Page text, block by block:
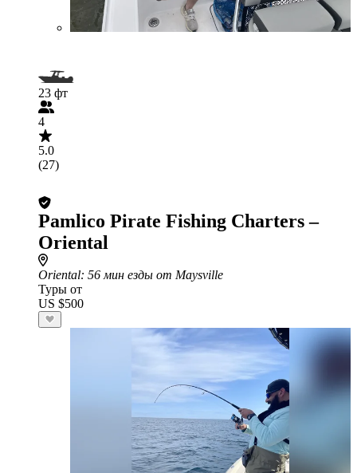
23 фт
4
5.0
(27)
Pamlico Pirate Fishing Charters –
Oriental
Oriental: 56 мин езды от Maysville
Туры от
US $500